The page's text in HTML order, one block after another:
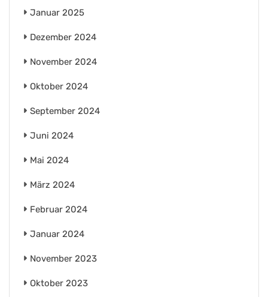
Januar 2025
Dezember 2024
November 2024
Oktober 2024
September 2024
Juni 2024
Mai 2024
März 2024
Februar 2024
Januar 2024
November 2023
Oktober 2023